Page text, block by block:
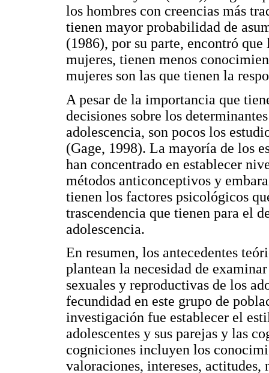
los hombres con creencias más
tienen mayor probabilidad de
(1986), por su parte, encontró
mujeres, tienen menos
mujeres son las que tienen la
A pesar de la importancia que
decisiones sobre los
adolescencia, son pocos los
(Gage, 1998). La mayoría de los
han concentrado en establecer
métodos anticonceptivos y
tienen los factores psicológicos
trascendencia que tienen para el
adolescencia.
En resumen, los antecedentes
plantean la necesidad de
sexuales y reproductivas de los
fecundidad en este grupo de
investigación fue establecer el
adolescentes y sus parejas y las
cogniciones incluyen los
valoraciones, intereses,